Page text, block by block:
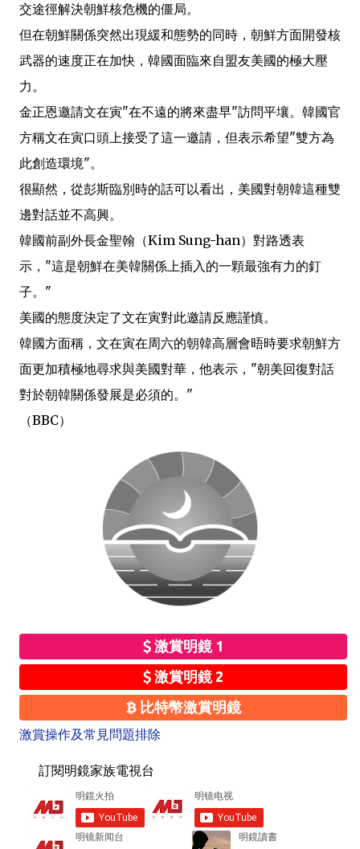
交途徑解決朝鮮核危機的僵局。
但在朝鮮關係突然出現緩和態勢的同時，朝鮮方面開發核
武器的速度正在加快，韓國面臨來自盟友美國的極大壓
力。
金正恩邀請文在寅"在不遠的將來盡早"訪問平壤。韓國官
方稱文在寅口頭上接受了這一邀請，但表示希望"雙方為
此創造環境"。
很顯然，從彭斯臨別時的話可以看出，美國對朝韓這種雙
邊對話並不高興。
韓國前副外長金聖翰（Kim Sung-han）對路透表
示，"這是朝鮮在美韓關係上插入的一顆最強有力的釘
子。"
美國的態度決定了文在寅對此邀請反應謹慎。
韓國方面稱，文在寅在周六的朝韓高層會晤時要求朝鮮方
面更加積極地尋求與美國對華，他表示，"朝美回復對話
對於朝韓關係發展是必須的。"
（BBC）
激賞明鏡 1
激賞明鏡 2
比特幣激賞明鏡
激賞操作及常見問題排除
訂閱明鏡家族電視台